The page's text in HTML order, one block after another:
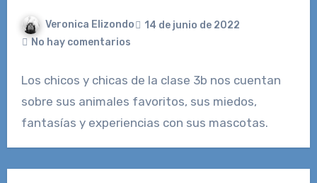
Veronica Elizondo
14 de junio de 2022
No hay comentarios
Los chicos y chicas de la clase 3b nos cuentan
sobre sus animales favoritos, sus miedos,
fantasías y experiencias con sus mascotas.